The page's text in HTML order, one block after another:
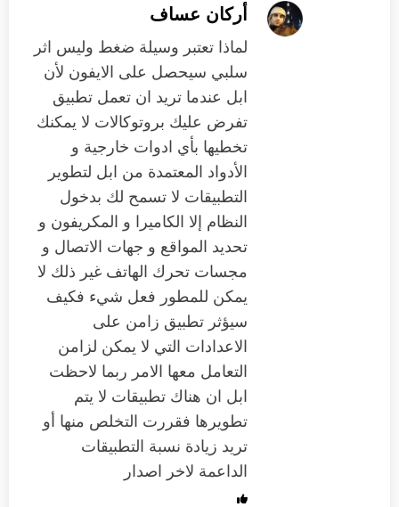
أركان عساف
لماذا تعتبر وسيلة ضغط وليس اثر
سلبي سيحصل على الايفون لأن
ابل عندما تريد ان تعمل تطبيق
تفرض عليك بروتوكالات لا يمكنك
تخطيها بأي ادوات خارجية و
الأدواد المعتمدة من ابل لتطوير
التطبيقات لا تسمح لك بدخول
النظام إلا الكاميرا و المكريفون و
تحديد المواقع و جهات الاتصال و
مجسات تحرك الهاتف غير ذلك لا
يمكن للمطور فعل شيء فكيف
سيؤثر تطبيق زامن على
الاعدادات التي لا يمكن لزامن
التعامل معها الامر ربما لاحظت
ابل ان هناك تطبيقات لا يتم
تطويرها فقررت التخلص منها أو
تريد زيادة نسبة التطبيقات
الداعمة لاخر اصدار